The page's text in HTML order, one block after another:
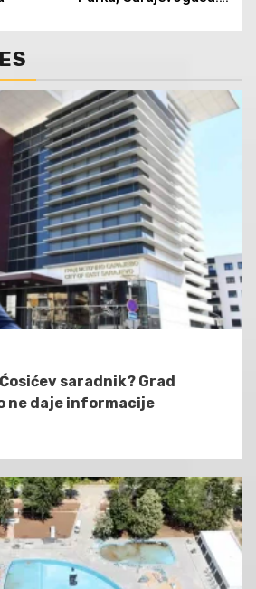
saradnik? Grad
ne daje informacije